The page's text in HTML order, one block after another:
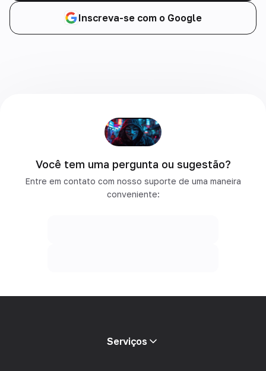
Inscreva-se com o Google
Você tem uma pergunta ou sugestão?
Entre em contato com nosso suporte de uma maneira
conveniente:
Serviços